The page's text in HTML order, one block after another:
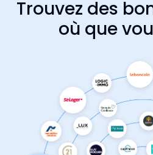
Trouvez des
où que